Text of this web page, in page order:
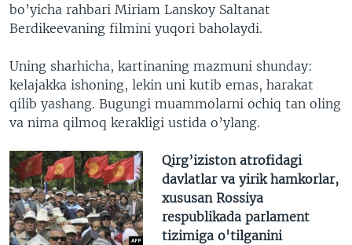
bo’yicha rahbari Miriam Lanskoy Saltanat
Berdikeevaning filmini yuqori baholaydi.
Uning sharhicha, kartinaning mazmuni shunday:
kelajakka ishoning, lekin uni kutib emas, harakat
qilib yashang. Bugungi muammolarni ochiq tan oling
va nima qilmoq kerakligi ustida o’ylang.
Qirg’iziston atrofidagi
davlatlar va yirik hamkorlar,
xususan Rossiya
respublikada parlament
tizimiga o'tilganini